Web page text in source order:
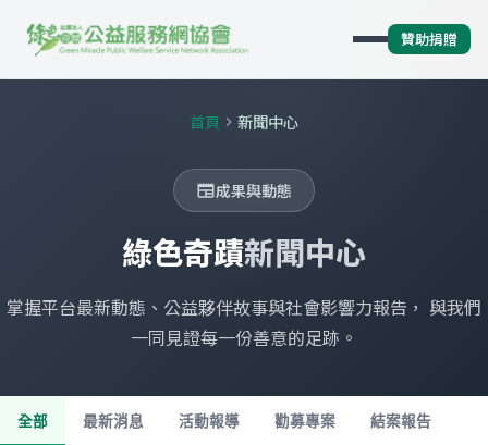
贊助捐贈
首頁 chevron_right 新聞中心
newspaper成果與動態
綠色奇蹟新聞中心
掌握平台最新動態、公益夥伴故事與社會影響力報告， 與我們
一同見證每一份善意的足跡。
全部 最新消息 活動報導 勸募專案 結案報告